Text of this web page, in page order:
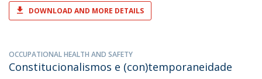
DOWNLOAD AND MORE DETAILS
OCCUPATIONAL HEALTH AND SAFETY
Constitucionalismos e (con)temporaneidade